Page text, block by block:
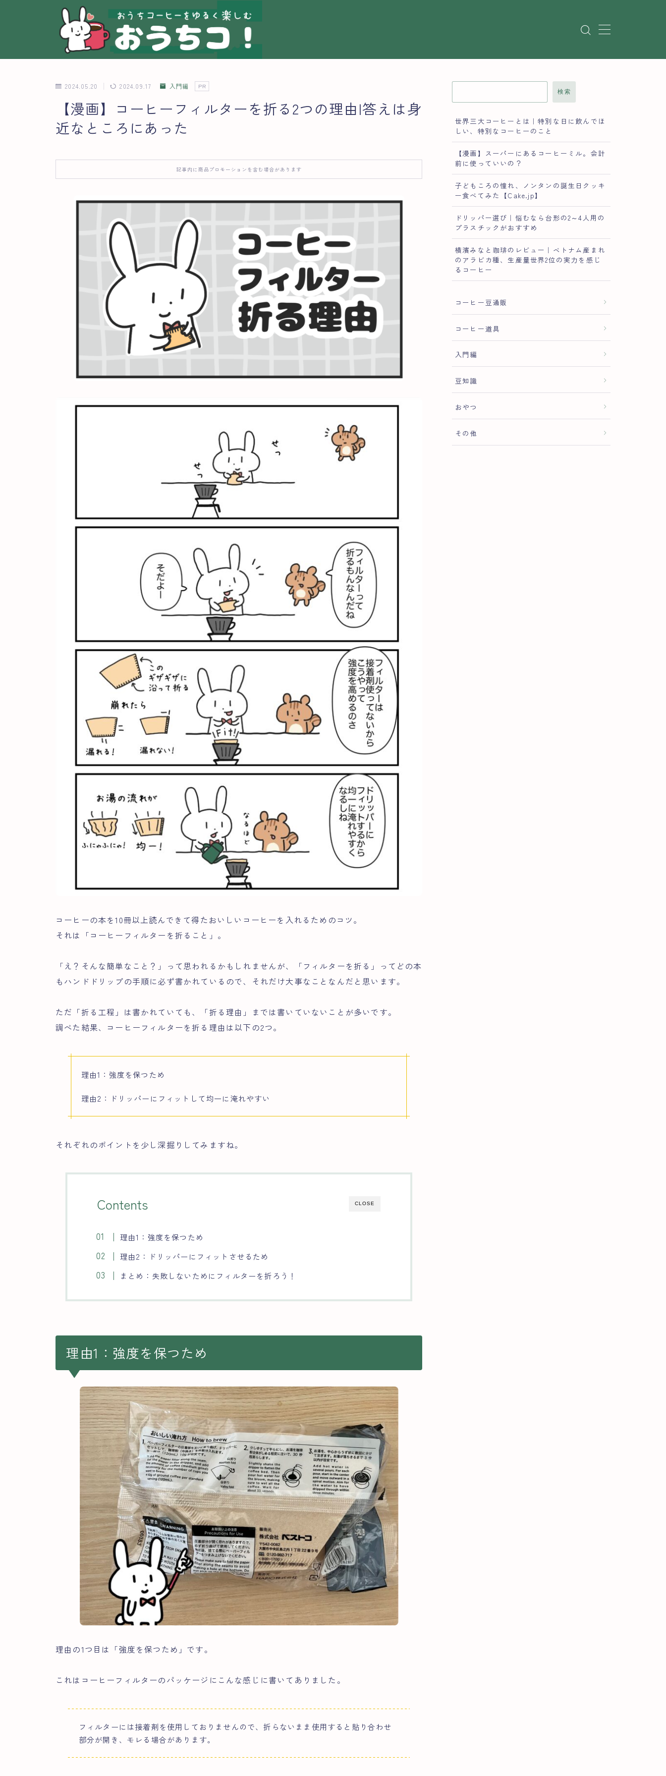
ばにーくん
コーヒーが命の源です。ばにーです。
どこよりもコーヒー初心者に優しくてわかりやすいサイトを目指しています。
みなさんが自分好みのコーヒーに出会えますように。
プロフィール
2024.05.20 2024.09.17 入門編 PR
【漫画】コーヒーフィルターを折る2つの理由|答えは身
近なところにあった
記事内に商品プロモーションを含む場合があります
コーヒーの本を10冊以上読んできて得たおいしいコーヒーを入れるためのコツ。
それは「コーヒーフィルターを折ること」。
「え？そんな簡単なこと？」って思われるかもしれませんが、「フィルターを折る」ってどの本
もハンドドリップの手順に必ず書かれているので、それだけ大事なことなんだと思います。
ただ「折る工程」は書かれていても、「折る理由」までは書いていないことが多いです。
調べた結果、コーヒーフィルターを折る理由は以下の2つ。
理由1：強度を保つため
理由2：ドリッパーにフィットして均一に淹れやすい
それぞれのポイントを少し深掘りしてみますね。
CLOSE
Contents
理由1：強度を保つため
理由2：ドリッパーにフィットさせるため
まとめ：失敗しないためにフィルターを折ろう！
理由1：強度を保つため
理由の1つ目は「強度を保つため」です。
これはコーヒーフィルターのパッケージにこんな感じに書いてありました。
フィルターには接着剤を使用しておりませんので、折らないまま使用すると貼り合わせ
部分が開き、モレる場合があります。
検索
世界三大コーヒーとは｜特別な日に飲んでほ
しい、特別なコーヒーのこと
【漫画】スーパーにあるコーヒーミル。会計
前に使っていいの？
子どもころの憧れ、ノンタンの誕生日クッキ
ー食べてみた【Cake.jp】
ドリッパー選び｜悩むなら台形の2～4人用の
プラスチックがおすすめ
横濱みなと珈琲のレビュー｜ベトナム産まれ
のアラビカ種、生産量世界2位の実力を感じ
るコーヒー
コーヒー豆通販
コーヒー道具
入門編
豆知識
おやつ
その他